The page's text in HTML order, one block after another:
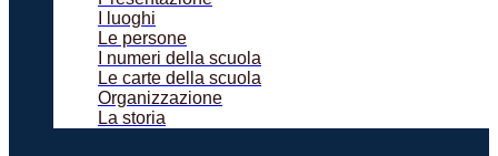
I luoghi
Le persone
I numeri della scuola
Le carte della scuola
Organizzazione
La storia